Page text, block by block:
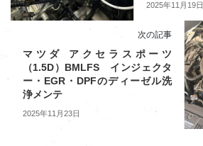
2025年11月19日
次の記事
マツダ アクセラスポーツ
（1.5D）BMLFS インジェクタ
ー・EGR・DPFのディーゼル洗
浄メンテ
2025年11月23日